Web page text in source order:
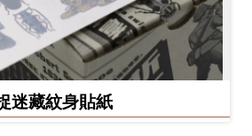
迷藏紋身貼紙